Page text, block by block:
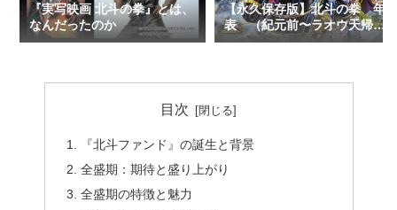
『実写映画 北斗の拳』とは、
なんだったのか
【永久保存版】北斗の拳 年
表 （紀元前〜ラオウ天帰ま
で）
目次
『北斗ファンド』の誕生と背景
全盛期：期待と盛り上がり
全盛期の特徴と魅力